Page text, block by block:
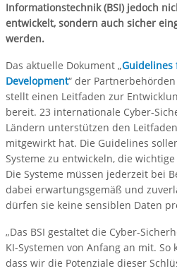
Informationstechnik (BSI) jedoch
entwickelt, sondern auch sicher
werden.
Das aktuelle Dokument „Guidelines
Development“ der
stellt einen Leitfaden zur
bereit. 23 internationale Cyber-
Ländern unterstützen den
mitgewirkt hat. Die Guidelines
Systeme zu entwickeln, die
Die Systeme müssen jederzeit bei
dabei erwartungsgemäß und
dürfen sie keine sensiblen Daten
„Das BSI gestaltet die Cyber-
KI-Systemen von Anfang an mit.
dass wir die Potenziale dieser